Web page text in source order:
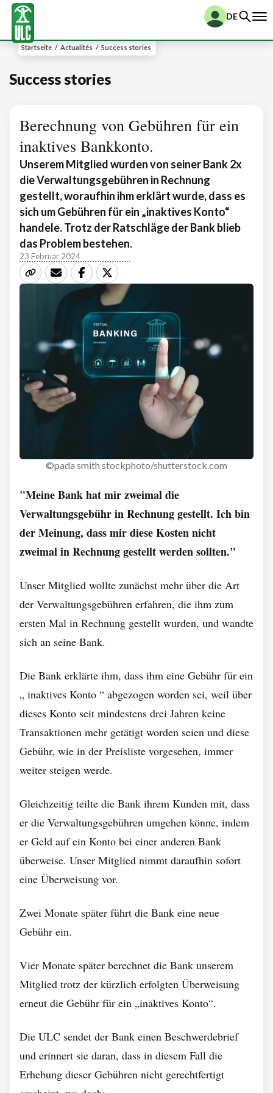
DE
Startseite / Actualités / Success stories
Success stories
Berechnung von Gebühren für ein
inaktives Bankkonto.
Unserem Mitglied wurden von seiner Bank 2x
die Verwaltungsgebühren in Rechnung
gestellt, woraufhin ihm erklärt wurde, dass es
sich um Gebühren für ein „inaktives Konto“
handele. Trotz der Ratschläge der Bank blieb
das Problem bestehen.
23 Februar 2024
©pada smith stockphoto/shutterstock.com
"Meine Bank hat mir zweimal die
Verwaltungsgebühr in Rechnung gestellt. Ich bin
der Meinung, dass mir diese Kosten nicht
zweimal in Rechnung gestellt werden sollten."
Unser Mitglied wollte zunächst mehr über die Art
der Verwaltungsgebühren erfahren, die ihm zum
ersten Mal in Rechnung gestellt wurden, und wandte
sich an seine Bank.
Die Bank erklärte ihm, dass ihm eine Gebühr für ein
„ inaktives Konto “ abgezogen worden sei, weil über
dieses Konto seit mindestens drei Jahren keine
Transaktionen mehr getätigt worden seien und diese
Gebühr, wie in der Preisliste vorgesehen, immer
weiter steigen werde.
Gleichzeitig teilte die Bank ihrem Kunden mit, dass
er die Verwaltungsgebühren umgehen könne, indem
er Geld auf ein Konto bei einer anderen Bank
überweise. Unser Mitglied nimmt daraufhin sofort
eine Überweisung vor.
Zwei Monate später führt die Bank eine neue
Gebühr ein.
Vier Monate später berechnet die Bank unserem
Mitglied trotz der kürzlich erfolgten Überweisung
erneut die Gebühr für ein „inaktives Konto“.
Die ULC sendet der Bank einen Beschwerdebrief
und erinnert sie daran, dass in diesem Fall die
Erhebung dieser Gebühren nicht gerechtfertigt